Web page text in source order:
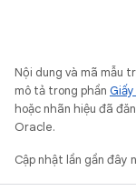
Nội dung và mã mẫu
mô tả trong phần
hoặc nhãn hiệu đã
Oracle.
Cập nhật lần gần